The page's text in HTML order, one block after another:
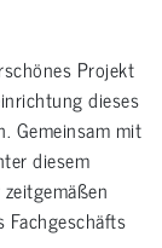
Projekt
dieses
Gemeinsam mit
diesem
Fachgeschäfts